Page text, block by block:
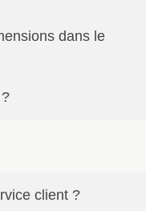
dans le
personnalisée.
votre projet.
client ?